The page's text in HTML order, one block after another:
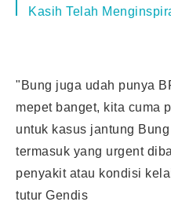
Kasih Telah
"Bung juga udah punya
mepet banget, kita cuma
untuk kasus jantung
termasuk yang urgent
penyakit atau kondisi
tutur Gendis